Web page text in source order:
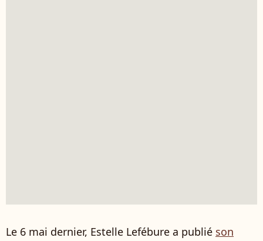
Le 6 mai dernier, Estelle Lefébure a publié son